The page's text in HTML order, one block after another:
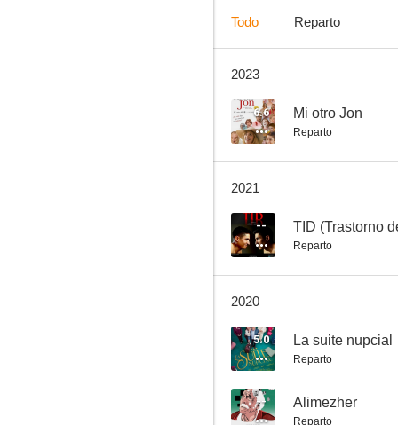
Todo Reparto
2023
6.6 Mi otro Jon
Reparto
2021
-- TID (Trastorno
Reparto
2020
5.0 La suite nupcial
Reparto
-- Alimezher
Reparto